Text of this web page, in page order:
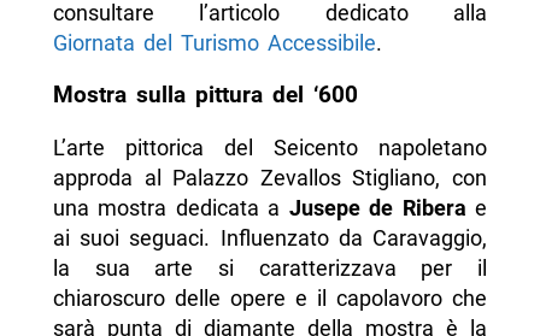
consultare l’articolo dedicato alla
Giornata del Turismo Accessibile.
Mostra sulla pittura del ‘600
L’arte pittorica del Seicento napoletano
approda al Palazzo Zevallos Stigliano, con
una mostra dedicata a Jusepe de Ribera e
ai suoi seguaci. Influenzato da Caravaggio,
la sua arte si caratterizzava per il
chiaroscuro delle opere e il capolavoro che
sarà punta di diamante della mostra è la